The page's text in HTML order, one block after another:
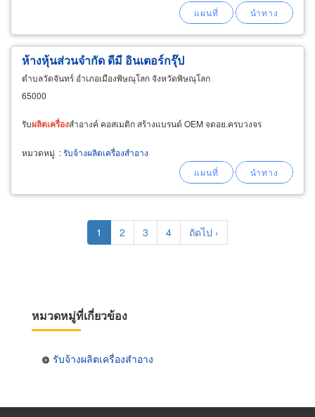
ห้างหุ้นส่วนจำกัด ดีมี อินเตอร์กรุ๊ป
ตำบลวัดจันทร์ อำเภอเมืองพิษณุโลก จังหวัดพิษณุโลก
65000
รับผลิตเครื่องสำอางค์ คอสเมติก สร้างแบรนด์ OEM จดอย.ครบวงจร
หมวดหมู่ :รับจ้างผลิตเครื่องสำอาง
Current
page
1 Page
2 Page
3 Page
4
Next
page
ถัดไป ›
หมวดหมู่ที่เกี่ยวข้อง
รับจ้างผลิตเครื่องสำอาง